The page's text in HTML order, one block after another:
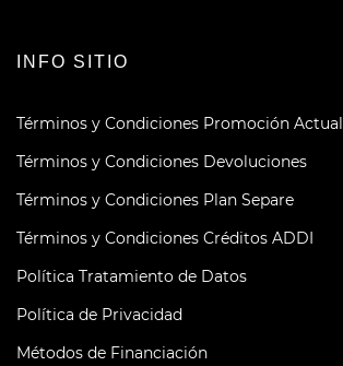
INFO SITIO
Términos y Condiciones Promoción Actual
Términos y Condiciones Devoluciones
Términos y Condiciones Plan Separe
Términos y Condiciones Créditos ADDI
Política Tratamiento de Datos
Política de Privacidad
Métodos de Financiación